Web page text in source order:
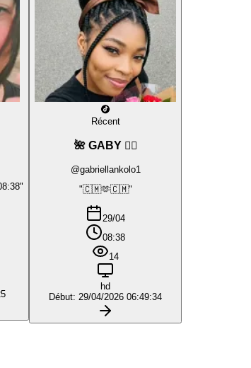
Récent
🌺 GABY ❤️‍🔥
@gabriellankolo1
"🇨🇲🫶🇨🇲"
29/04
08:38
14
hd
Début: 29/04/2026 06:49:34